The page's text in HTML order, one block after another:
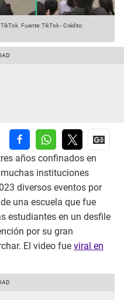
Fuente: TikTok-Crédito:
años confinados en
instituciones
diversos eventos por
una escuela que fue
estudiantes en un desfile
por su gran
El video fue viral en